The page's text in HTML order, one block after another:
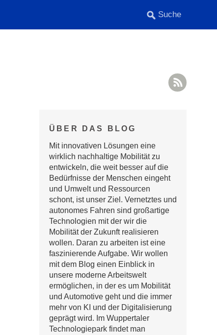
ÜBER DAS BLOG
Mit innovativen Lösungen eine
wirklich nachhaltige Mobilität zu
entwickeln, die weit besser auf die
Bedürfnisse der Menschen eingeht
und Umwelt und Ressourcen
schont, ist unser Ziel. Vernetztes und
autonomes Fahren sind großartige
Technologien mit der wir die
Mobilität der Zukunft realisieren
wollen. Daran zu arbeiten ist eine
faszinierende Aufgabe. Wir wollen
mit dem Blog einen Einblick in
unsere moderne Arbeitswelt
ermöglichen, in der es um Mobilität
und Automotive geht und die immer
mehr von KI und der Digitalisierung
geprägt wird. Im Wuppertaler
Technologiepark findet man